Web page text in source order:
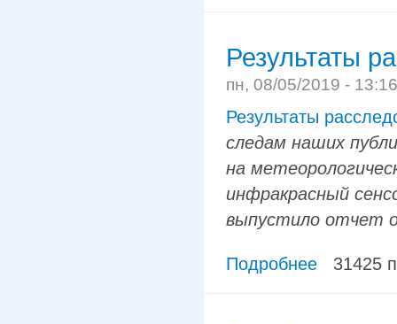
Результаты
пн, 08/05/2019 -
Результаты
следам наших
на
инфракрасный
выпустило отчет
Подробнее 31425